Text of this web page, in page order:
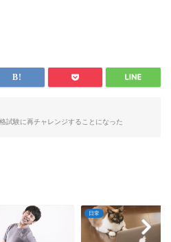
試験に再チャレンジすることになった
日常